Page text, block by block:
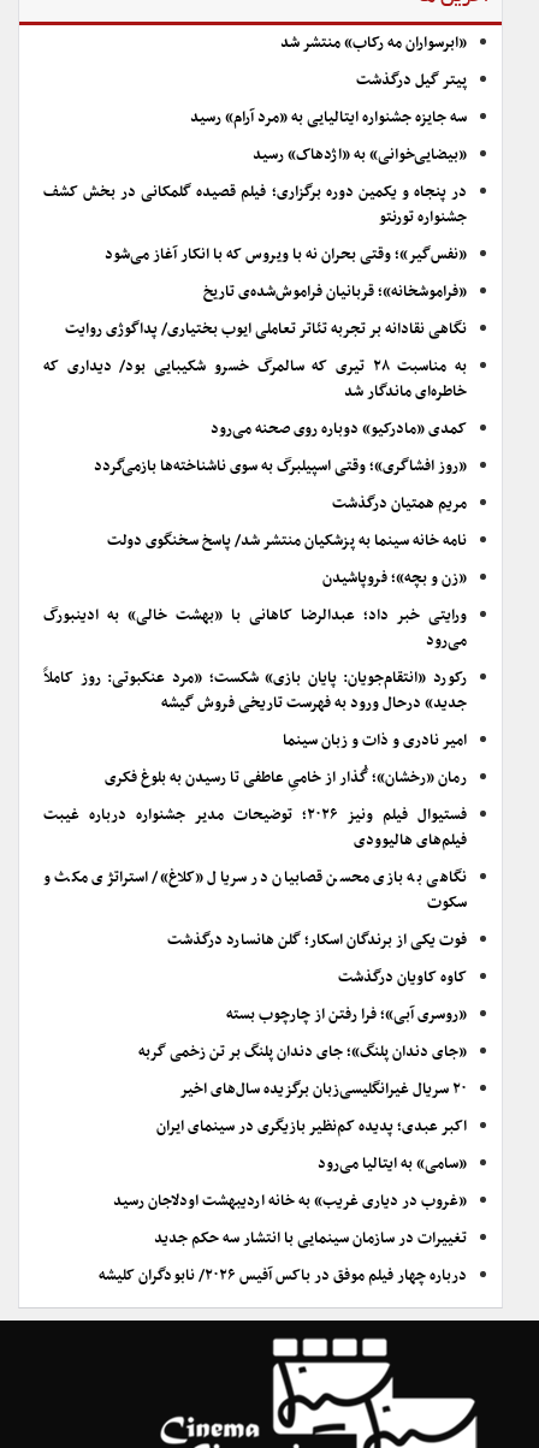
«ابرسواران مه رکاب» منتشر شد
پیتر گیل درگذشت
سه جایزه جشنواره ایتالیایی به «مرد آرام» رسید
«بیضایی‌خوانی» به «اژدهاک» رسید
در پنجاه و یکمین دوره برگزاری؛ فیلم قصیده گلمکانی در بخش کشف
جشنواره تورنتو
«نفس‌گیر»؛ وقتی بحران نه با ویروس که با انکار آغاز می‌شود
«فراموشخانه»؛ قربانیان فراموش‌شده‌ی تاریخ
نگاهی نقادانه بر تجربه تئاتر تعاملی ایوب بختیاری/ پداگوژی روایت
به مناسبت ۲۸ تیری که سالمرگ خسرو شکیبایی بود/ دیداری که
خاطره‌ای ماندگار شد
کمدی «مادرکیو» دوباره روی صحنه می‌رود
«روز افشاگری»؛ وقتی اسپیلبرگ به سوی ناشناخته‌ها بازمی‌گردد
مریم همتیان درگذشت
نامه خانه سینما به پزشکیان منتشر شد/ پاسخ سخنگوی دولت
«زن و بچه»؛ فروپاشیدن
ورایتی خبر داد؛ عبدالرضا کاهانی با «بهشت خالی» به ادینبورگ
می‌رود
رکورد «انتقام‌جویان: پایان بازی» شکست؛ «مرد عنکبوتی: روز کاملاً
جدید» درحال ورود به فهرست تاریخی فروش گیشه
امیر نادری و ذات و زبان سینما
رمان «رخشان»؛ گُذار از خامیِ عاطفی تا رسیدن به بلوغ فکری
فستیوال فیلم ونیز ۲۰۲۶؛ توضیحات مدیر جشنواره درباره غیبت
فیلم‌های هالیوودی
نگاهی به بازی محسن قصابیان در سریال «کلاغ»/ استراتژی مکث و
سکوت
فوت یکی از برندگان اسکار؛ گلن هانسارد درگذشت
کاوه کاویان درگذشت
«روسری آبی»؛ فرا رفتن از چارچوب بسته
«جای دندان پلنگ»؛ جای دندان پلنگ بر تن زخمی گربه
۲۰ سریال غیرانگلیسی‌زبان برگزیده سال‌های اخیر
اکبر عبدی؛ پدیده کم‌نظیر بازیگری در سینمای ایران
«سامی» به ایتالیا می‌رود
«غروب در دیاری غریب» به خانه اردیبهشت اودلاجان رسید
تغییرات در سازمان سینمایی با انتشار سه حکم جدید
درباره چهار فیلم موفق در باکس آفیس ۲۰۲۶/ نابودگران کلیشه